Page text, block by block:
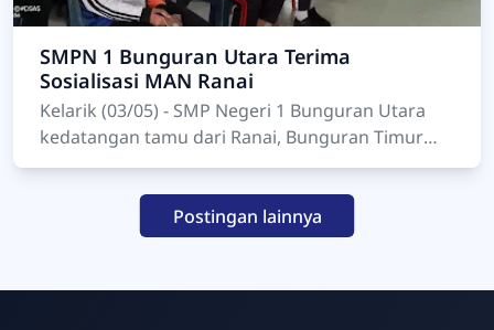
SMPN 1 Bunguran Utara Terima
Sosialisasi MAN Ranai
Kelarik (03/05) - SMP Negeri 1 Bunguran Utara
kedatangan tamu dari Ranai, Bunguran Timur
pada Sabtu, 5 Maret 2022. Maksud kedatangan
tim MAN Ranai a…
Postingan lainnya